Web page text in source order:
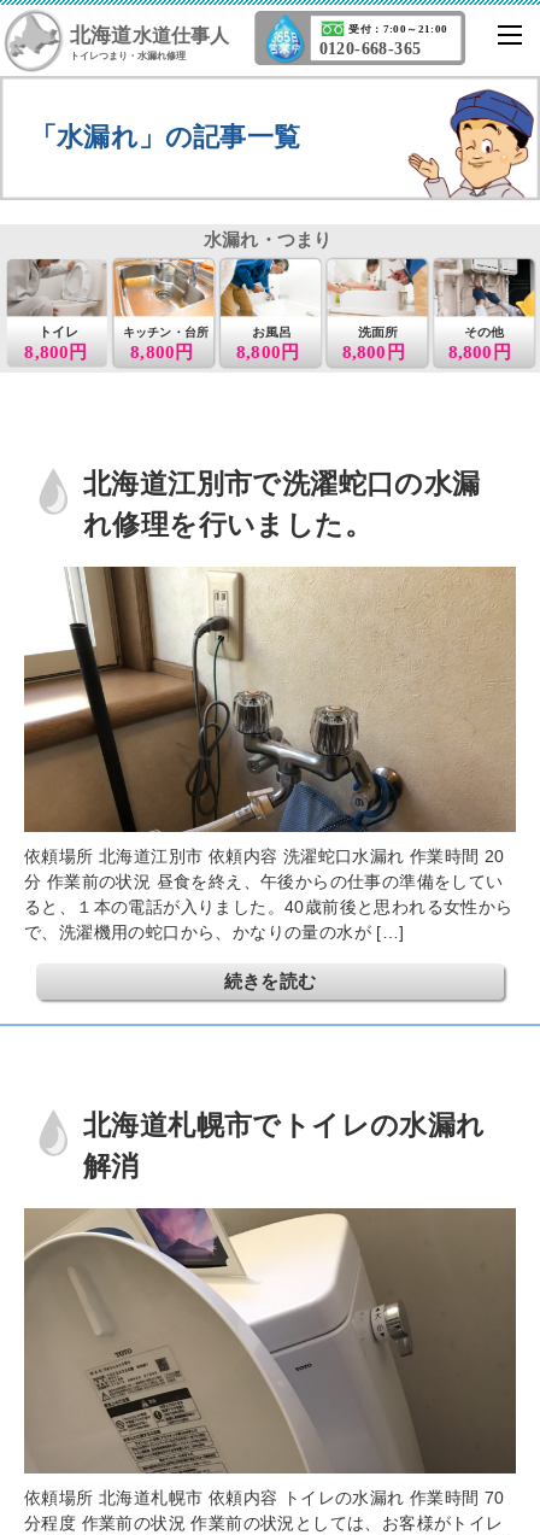
北海道水道仕事人
トイレつまり・水漏れ修理 0120-668-365
受付：7:00～21:00
「水漏れ」の記事一覧
8,800円
トイレ
8,800円
キッチン・台所 お風呂
8,800円
洗面所
8,800円
その他
8,800円
水漏れ・つまり
北海道江別市で洗濯蛇口の水漏
れ修理を行いました。
依頼場所 北海道江別市 依頼内容 洗濯蛇口水漏れ 作業時間 20
分 作業前の状況 昼食を終え、午後からの仕事の準備をしてい
ると、１本の電話が入りました。40歳前後と思われる女性から
で、洗濯機用の蛇口から、かなりの量の水が […]
続きを読む
北海道札幌市でトイレの水漏れ
解消
依頼場所 北海道札幌市 依頼内容 トイレの水漏れ 作業時間 70
分程度 作業前の状況 作業前の状況としては、お客様がトイレ